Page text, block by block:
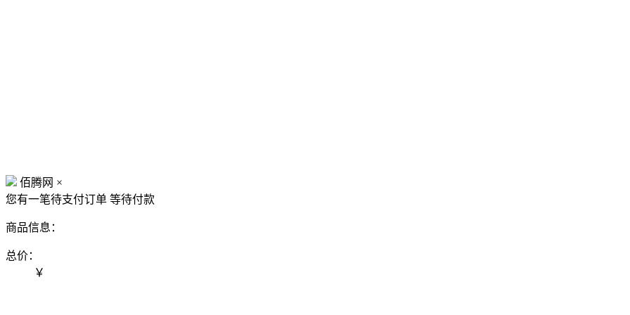
佰腾网 ×
您有一笔待支付订单 等待付款
商品信息：
总价：
￥